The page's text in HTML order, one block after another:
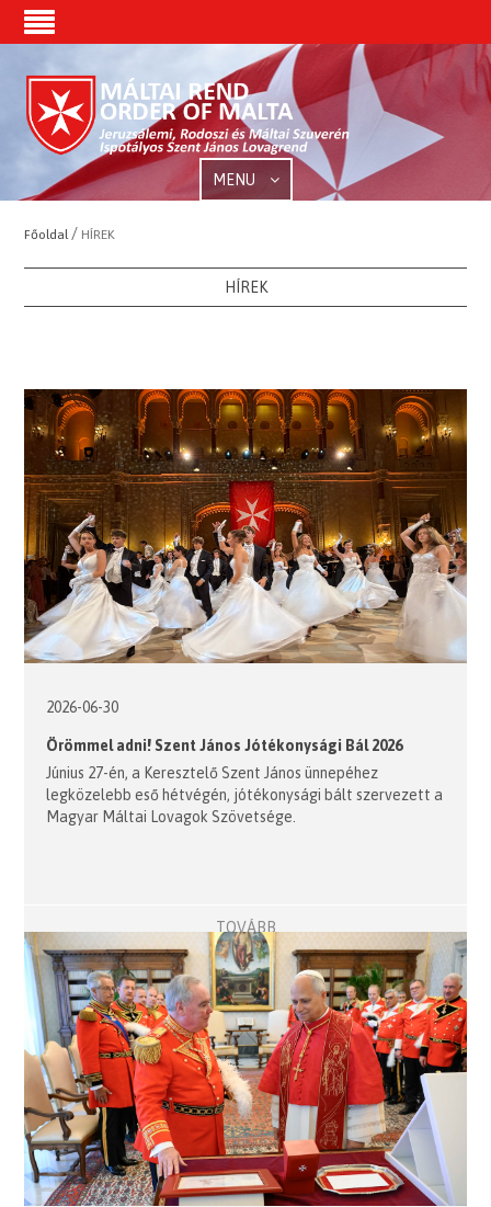
MENU
Főoldal / HÍREK
HÍREK
2026-06-30
Örömmel adni! Szent János Jótékonysági Bál 2026
Június 27-én, a Keresztelő Szent János ünnepéhez
legközelebb eső hétvégén, jótékonysági bált szervezett a
Magyar Máltai Lovagok Szövetsége.
TOVÁBB